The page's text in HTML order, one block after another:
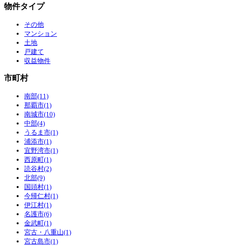
物件タイプ
その他
マンション
土地
戸建て
収益物件
市町村
南部(11)
那覇市(1)
南城市(10)
中部(4)
うるま市(1)
浦添市(1)
宜野湾市(1)
西原町(1)
読谷村(2)
北部(9)
国頭村(1)
今帰仁村(1)
伊江村(1)
名護市(6)
金武町(1)
宮古・八重山(1)
宮古島市(1)